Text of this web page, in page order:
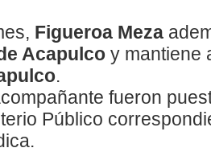
Figueroa Meza
Acapulco y mantiene
.
fueron
Público